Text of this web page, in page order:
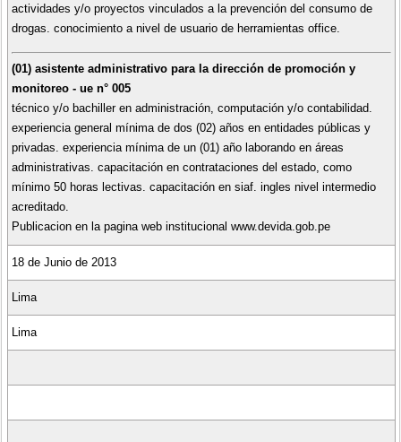
actividades y/o proyectos vinculados a la prevención del consumo de
drogas. conocimiento a nivel de usuario de herramientas office.
(01) asistente administrativo para la dirección de promoción y
monitoreo - ue n° 005
técnico y/o bachiller en administración, computación y/o contabilidad.
experiencia general mínima de dos (02) años en entidades públicas y
privadas. experiencia mínima de un (01) año laborando en áreas
administrativas. capacitación en contrataciones del estado, como
mínimo 50 horas lectivas. capacitación en siaf. ingles nivel intermedio
acreditado.
Publicacion en la pagina web institucional www.devida.gob.pe
18 de Junio de 2013
Lima
Lima